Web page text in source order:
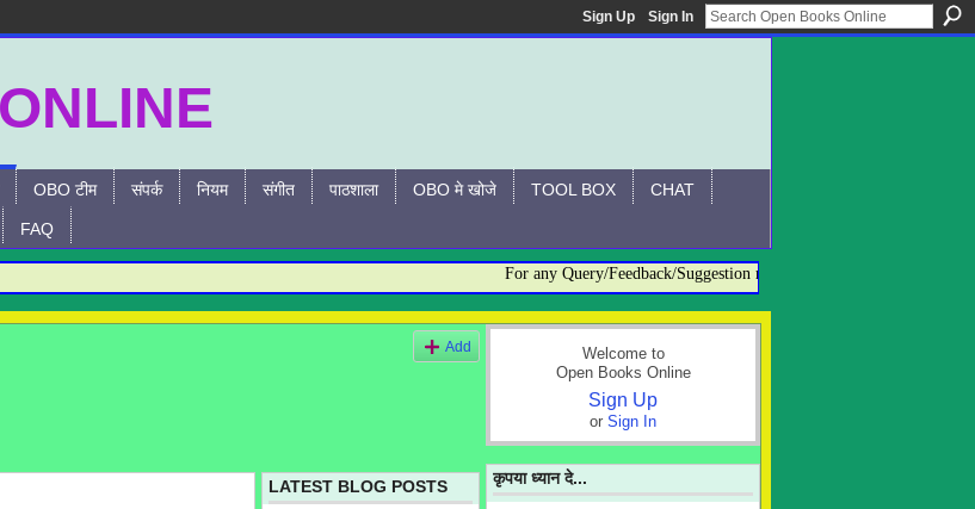
Sign Up Sign In
OBO टीम संपर्क नियम संगीत पाठशाला OBO मे खोजे TOOL BOX CHAT
FAQ
For any Query/Feedback/Suggestion related to OBO, please contact:-
Add
LATEST BLOG POSTS
Welcome to
Open Books Online
Sign Up
or Sign In
कृपया ध्यान दे...